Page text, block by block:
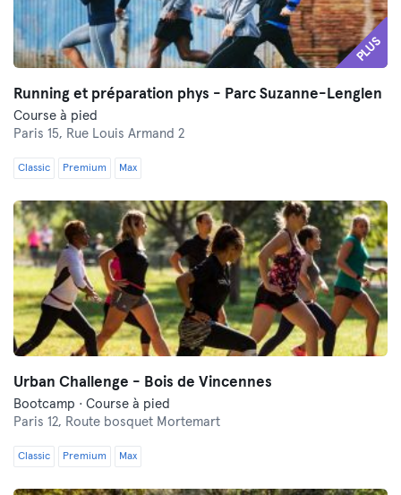
PLUS
Running et préparation phys - Parc Suzanne-Lenglen
Course à pied
Paris 15, Rue Louis Armand 2
Classic Premium Max
Urban Challenge - Bois de Vincennes
Bootcamp · Course à pied
Paris 12, Route bosquet Mortemart
Classic Premium Max